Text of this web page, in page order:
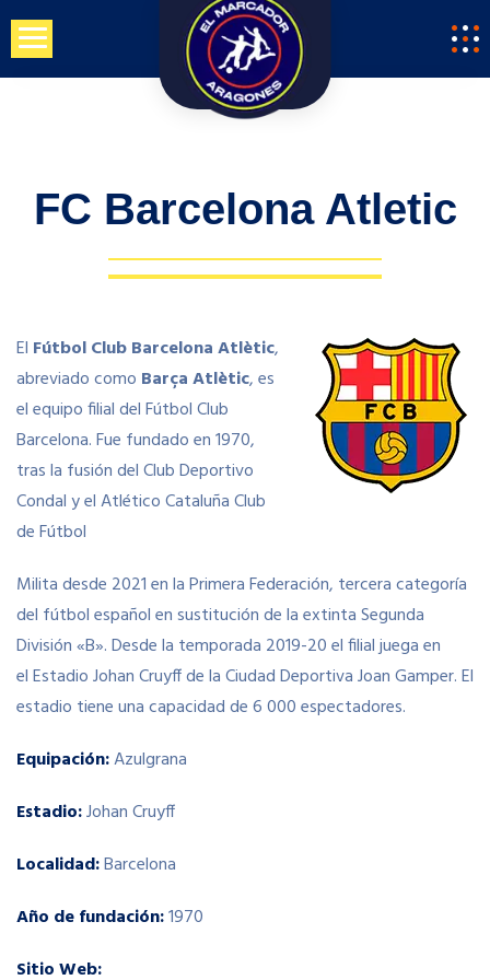
Saltar
contenido
FC Barcelona Atletic
El Fútbol Club Barcelona Atlètic,​
abreviado como Barça Atlètic, es
el equipo filial del Fútbol Club
Barcelona. Fue fundado en 1970,​
tras la fusión del Club Deportivo
Condal y el Atlético Cataluña Club
de Fútbol
Milita desde 2021 en la Primera Federación, tercera categoría
del fútbol español en sustitución de la extinta Segunda
División «B». Desde la temporada 2019-20 el filial juega en
el Estadio Johan Cruyff de la Ciudad Deportiva Joan Gamper. El
estadio tiene una capacidad de 6 000 espectadores.
Equipación:Azulgrana
Estadio:Johan Cruyff
Localidad:Barcelona
Año de fundación:1970
Sitio Web: